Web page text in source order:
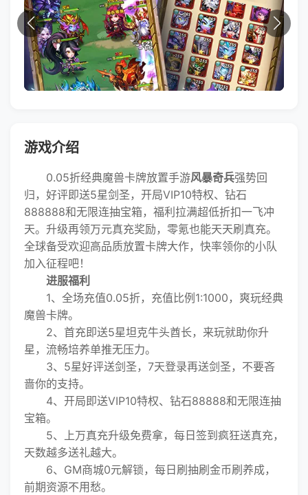
游戏介绍
0.05折经典魔兽卡牌放置手游风暴奇兵强势回
归，好评即送5星剑圣，开局VIP10特权、钻石
888888和无限连抽宝箱，福利拉满超低折扣一飞冲
天。升级再领万元真充奖励，零氪也能天天刷真充。
全球备受欢迎高品质放置卡牌大作，快率领你的小队
加入征程吧！
进服福利
1、全场充值0.05折，充值比例1:1000，爽玩经典
魔兽卡牌。
2、首充即送5星坦克牛头酋长，来玩就助你升
星，流畅培养单推无压力。
3、5星好评送剑圣，7天登录再送剑圣，不要吝
啬你的支持。
4、开局即送VIP10特权、钻石88888和无限连抽
宝箱。
5、上万真充升级免费拿，每日签到疯狂送真充，
天数越多送礼越大。
6、GM商城0元解锁，每日刷抽刷金币刷养成，
前期资源不用愁。